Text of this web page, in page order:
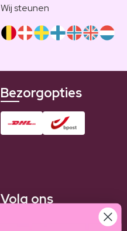
Wij steunen
Bezorgopties
Volg ons